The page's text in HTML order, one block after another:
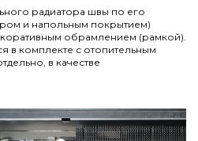
радиатора швы по его
и напольным покрытием)
обрамлением (рамкой).
в комплекте с отопительным
в качестве